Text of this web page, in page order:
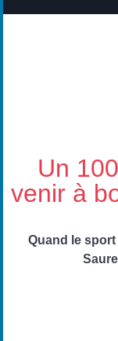
Un
venir à
Quand le